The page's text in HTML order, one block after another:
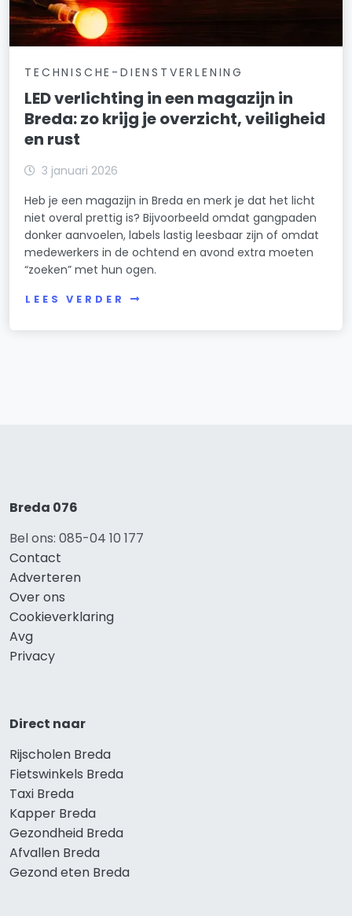
TECHNISCHE-DIENSTVERLENING
LED verlichting in een magazijn in
Breda: zo krijg je overzicht, veiligheid
en rust
3 januari 2026
Heb je een magazijn in Breda en merk je dat het licht
niet overal prettig is? Bijvoorbeeld omdat gangpaden
donker aanvoelen, labels lastig leesbaar zijn of omdat
medewerkers in de ochtend en avond extra moeten
“zoeken” met hun ogen.
LEES VERDER
Breda 076
Bel ons: 085-04 10 177
Contact
Adverteren
Over ons
Cookieverklaring
Avg
Privacy
Direct naar
Rijscholen Breda
Fietswinkels Breda
Taxi Breda
Kapper Breda
Gezondheid Breda
Afvallen Breda
Gezond eten Breda